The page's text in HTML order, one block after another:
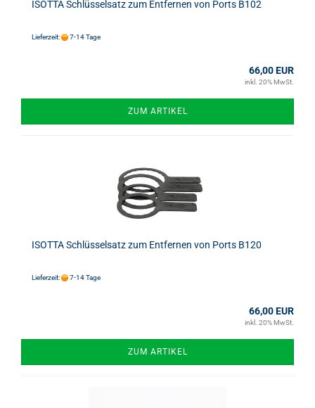
ISOTTA Schlüsselsatz zum Entfernen von Ports B102
Lieferzeit: 7-14 Tage
66,00 EUR
inkl. 20% MwSt.
ZUM ARTIKEL
ISOTTA Schlüsselsatz zum Entfernen von Ports B120
Lieferzeit: 7-14 Tage
66,00 EUR
inkl. 20% MwSt.
ZUM ARTIKEL